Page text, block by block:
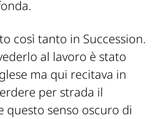
così tanto in Succession.
al lavoro è stato
ma qui recitava in
per strada il
questo senso oscuro di